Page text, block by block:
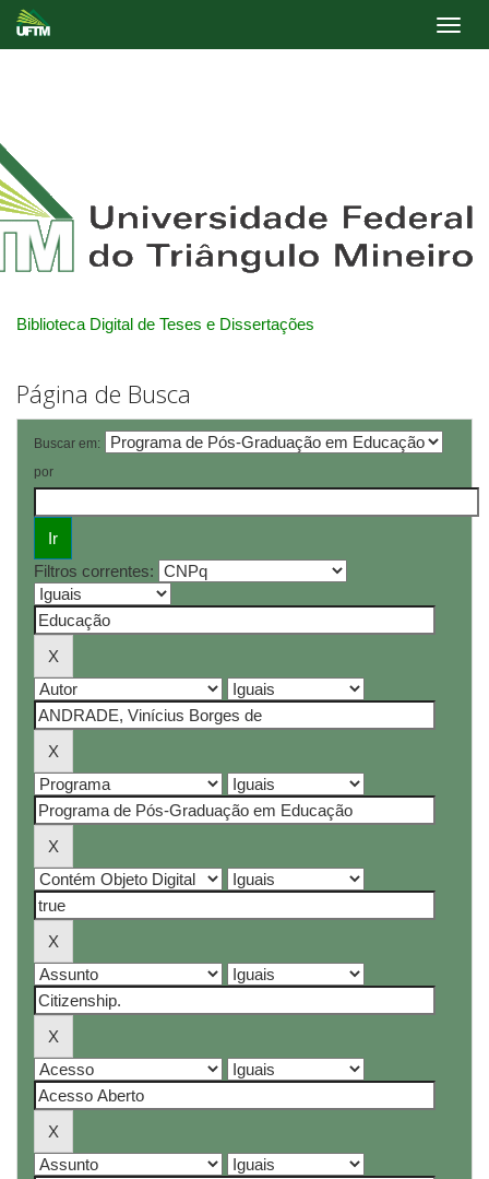
Biblioteca Digital de Teses e Dissertações
Página de Busca
Buscar em:
por
Filtros correntes: